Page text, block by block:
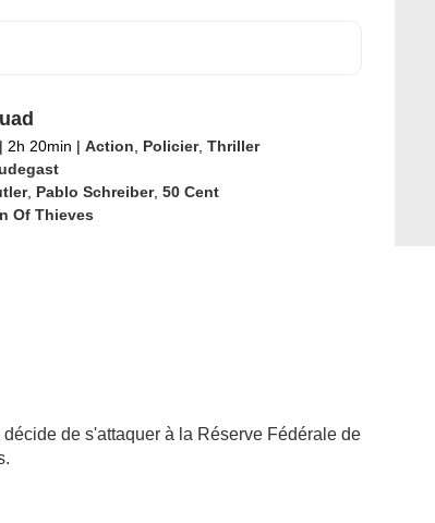
| 2h 20min | Action Policier, Thriller
, Pablo Schreiber, 50 Cent
Of Thieves
de s'attaquer à la Réserve Fédérale de